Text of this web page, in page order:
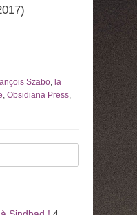
Szabo, la
, Obsidiana Press,